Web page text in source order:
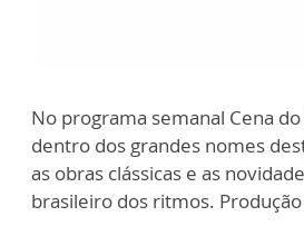
No programa semanal Cena
dentro dos grandes nomes
as obras clássicas e as
brasileiro dos ritmos. Produção